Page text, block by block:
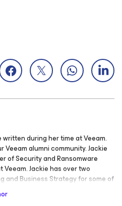
written during her time at Veeam.
Veeam alumni community. Jackie
of Security and Ransomware
Jackie has over two
and Business Strategy for some of
across tech, travel, and non-
introduced to the